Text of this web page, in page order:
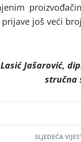
još veći
Jašarović,
stručna
SLJEDEĆA